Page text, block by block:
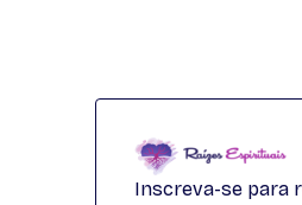
Inscreva-se para